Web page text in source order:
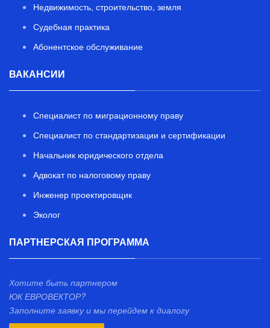
Недвижимость, строительство, земля
Судебная практика
Абонентское обслуживание
ВАКАНСИИ
Специалист по миграционному праву
Специалист по стандартизации и сертификации
Начальник юридического отдела
Адвокат по налоговому праву
Инженер проектировщик
Эколог
ПАРТНЕРСКАЯ ПРОГРАММА
Хотите быть партнером
ЮК ЕВРОВЕКТОР?
Заполните заявку и мы перейдем к диалогу